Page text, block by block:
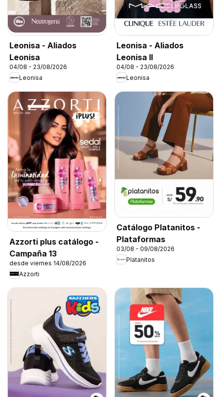
Leonisa - Aliados
Leonisa
04/08 - 23/08/2026
Leonisa
Leonisa - Aliados
Leonisa II
04/08 - 23/08/2026
Leonisa
Azzorti plus catálogo -
Campaña 13
desde viernes 14/08/2026
Azzorti
Catálogo Platanitos -
Plataformas
03/08 - 09/08/2026
Platanitos